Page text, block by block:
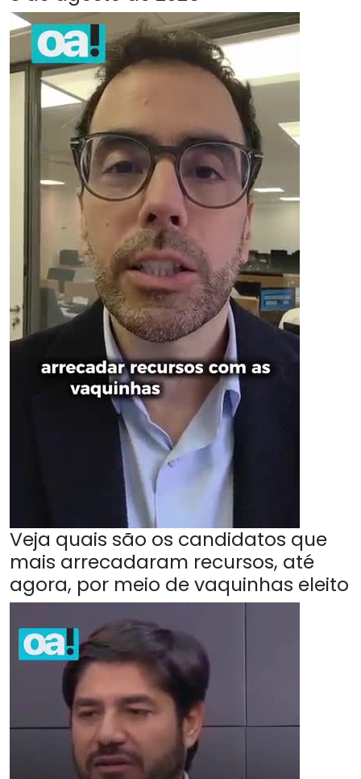
Veja quais são os candidatos que
mais arrecadaram recursos, até
agora, por meio de vaquinhas eleito